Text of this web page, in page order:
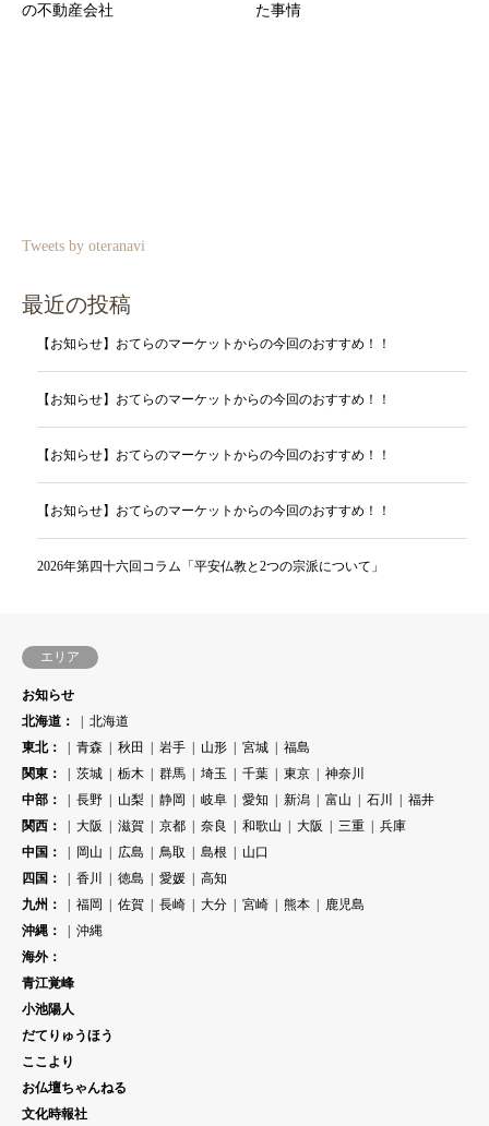
の不動産会社
た事情
Tweets by oteranavi
最近の投稿
【お知らせ】おてらのマーケットからの今回のおすすめ！！
【お知らせ】おてらのマーケットからの今回のおすすめ！！
【お知らせ】おてらのマーケットからの今回のおすすめ！！
【お知らせ】おてらのマーケットからの今回のおすすめ！！
2026年第四十六回コラム「平安仏教と2つの宗派について」
エリア
お知らせ
北海道：
北海道
東北：
青森 秋田 岩手 山形 宮城
福島
関東：
茨城 栃木 群馬 埼玉 千葉 東京
神奈川
中部：
長野 山梨 静岡 岐阜 愛知 新潟 富山 石川
福井
関西：
大阪 滋賀 京都 奈良 和歌山 大阪 三重
兵庫
中国：
岡山 広島 鳥取 島根
山口
四国：
香川 徳島 愛媛
高知
九州：
福岡 佐賀 長崎 大分 宮崎 熊本
鹿児島
沖縄：
沖縄
海外：
青江覚峰
小池陽人
だてりゅうほう
ここより
お仏壇ちゃんねる
文化時報社